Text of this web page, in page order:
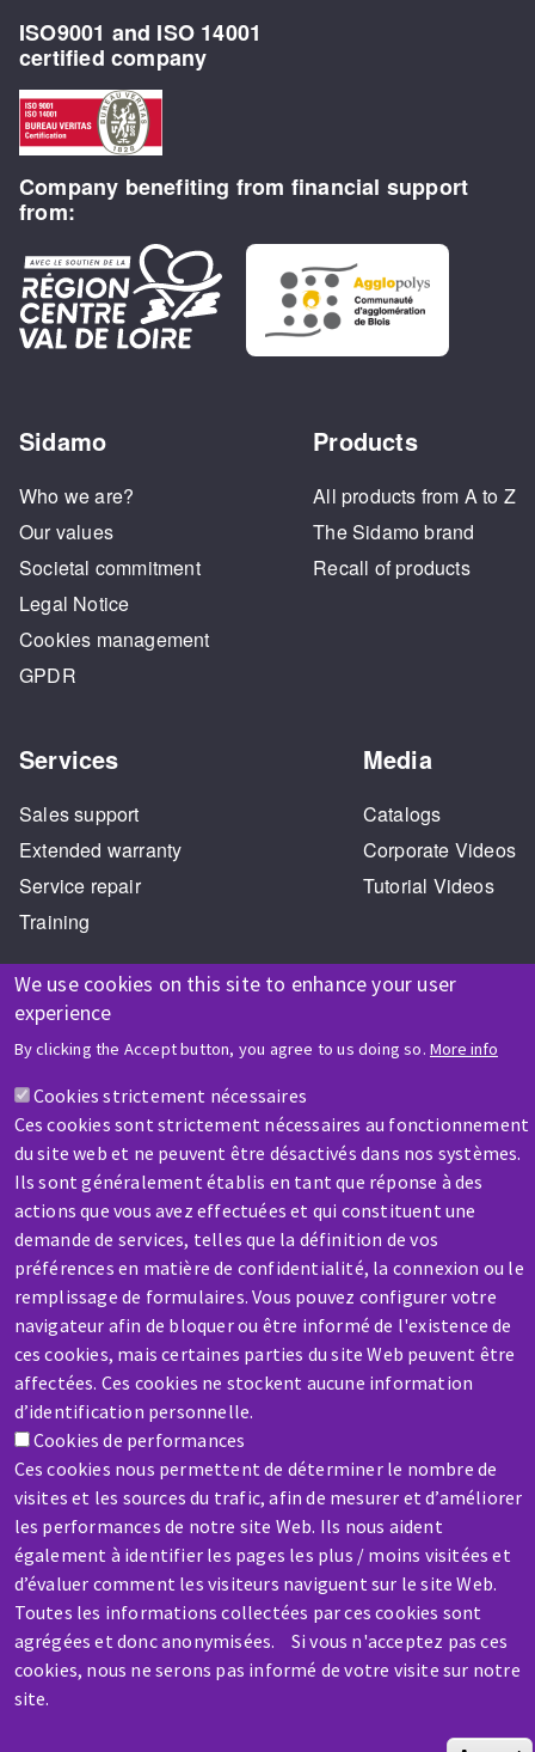
We use cookies on this site to enhance your user
experience
By clicking the Accept button, you agree to us doing so. More info
Cookies strictement nécessaires
Ces cookies sont strictement nécessaires au fonctionnement
du site web et ne peuvent être désactivés dans nos systèmes.
Ils sont généralement établis en tant que réponse à des
actions que vous avez effectuées et qui constituent une
demande de services, telles que la définition de vos
préférences en matière de confidentialité, la connexion ou le
remplissage de formulaires. Vous pouvez configurer votre
navigateur afin de bloquer ou être informé de l'existence de
ces cookies, mais certaines parties du site Web peuvent être
affectées. Ces cookies ne stockent aucune information
d’identification personnelle.
Cookies de performances
Ces cookies nous permettent de déterminer le nombre de
visites et les sources du trafic, afin de mesurer et d’améliorer
les performances de notre site Web. Ils nous aident
également à identifier les pages les plus / moins visitées et
d’évaluer comment les visiteurs naviguent sur le site Web.
Toutes les informations collectées par ces cookies sont
agrégées et donc anonymisées. Si vous n'acceptez pas ces
cookies, nous ne serons pas informé de votre visite sur notre
site.
ISO9001 and ISO 14001
certified company
Company benefiting from financial support
from:
Sidamo
Who we are?
Our values
Societal commitment
Legal Notice
Cookies management
GPDR
Products
All products from A to Z
The Sidamo brand
Recall of products
Services
Sales support
Extended warranty
Service repair
Training
Media
Catalogs
Corporate Videos
Tutorial Videos
HELP & CONTACT
A question? Information about?
Contact-us
SERVICE / REPAIR
A broken machine? Out of order?
Contact-us
Skip